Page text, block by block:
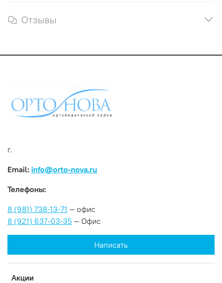
Отзывы
Акции
г.
Email: info@orto-nova.ru
Телефоны:
8 (981) 738-13-71 — офис
8 (921) 637-03-35 — Офис
Написать